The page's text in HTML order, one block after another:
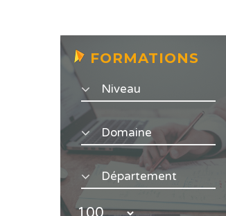
FORMATIONS